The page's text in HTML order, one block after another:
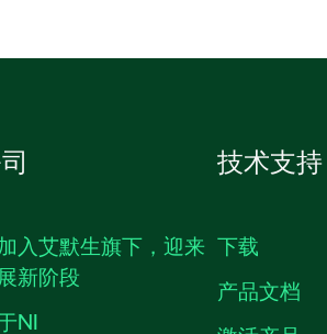
入艾默生旗下，迎来
新阶段
NI
技术支持
下载
产品文档